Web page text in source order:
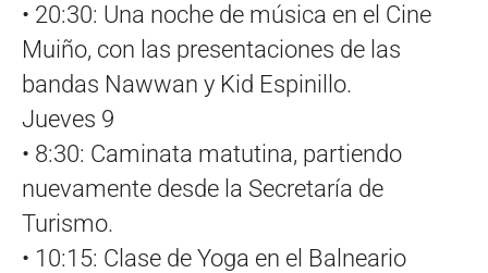
• 20:30: Una noche de música en el Cine
Muiño, con las presentaciones de las
bandas Nawwan y Kid Espinillo.
Jueves 9
• 8:30: Caminata matutina, partiendo
nuevamente desde la Secretaría de
Turismo.
• 10:15: Clase de Yoga en el Balneario